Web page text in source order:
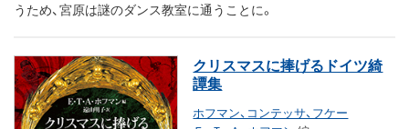
うため、宮原は謎のダンス教室に通うことに。
クリスマスに捧げるドイツ綺
譚集
ホフマン、コンテッサ、フケー